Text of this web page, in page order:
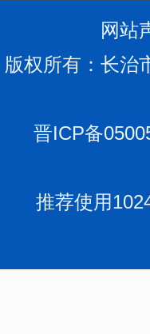
网站
版权所有：长
晋ICP备
推荐使用